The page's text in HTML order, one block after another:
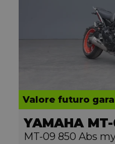
Valore futuro
YAMAHA
MT-09 850 Abs